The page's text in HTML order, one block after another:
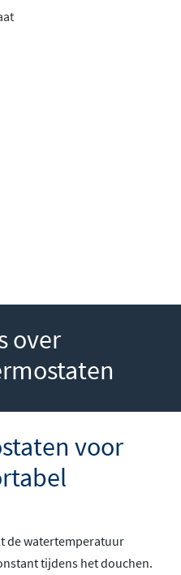
over
voor
de watertemperatuur
tijdens het douchen.